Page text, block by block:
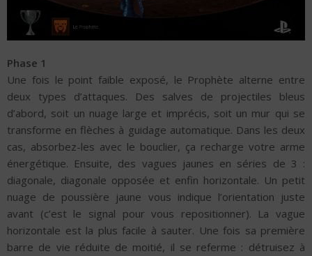
Phase 1
Une fois le point faible exposé, le Prophète alterne entre
deux types d’attaques. Des salves de projectiles bleus
d’abord, soit un nuage large et imprécis, soit un mur qui se
transforme en flèches à guidage automatique. Dans les deux
cas, absorbez-les avec le bouclier, ça recharge votre arme
énergétique. Ensuite, des vagues jaunes en séries de 3 :
diagonale, diagonale opposée et enfin horizontale. Un petit
nuage de poussière jaune vous indique l’orientation juste
avant (c’est le signal pour vous repositionner). La vague
horizontale est la plus facile à sauter. Une fois sa première
barre de vie réduite de moitié, il se referme : détruisez à